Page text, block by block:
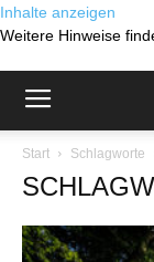
Inhalte anzeigen
Weitere Hinweise
Start Schlagworte